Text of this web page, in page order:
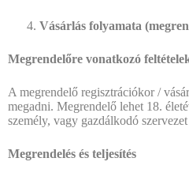
Vásárlás folyamata
Megrendelőre vonatkozó
A megrendelő regisztrációkor /
megadni. Megrendelő lehet 18.
személy, vagy gazdálkodó
Megrendelés és teljesítés